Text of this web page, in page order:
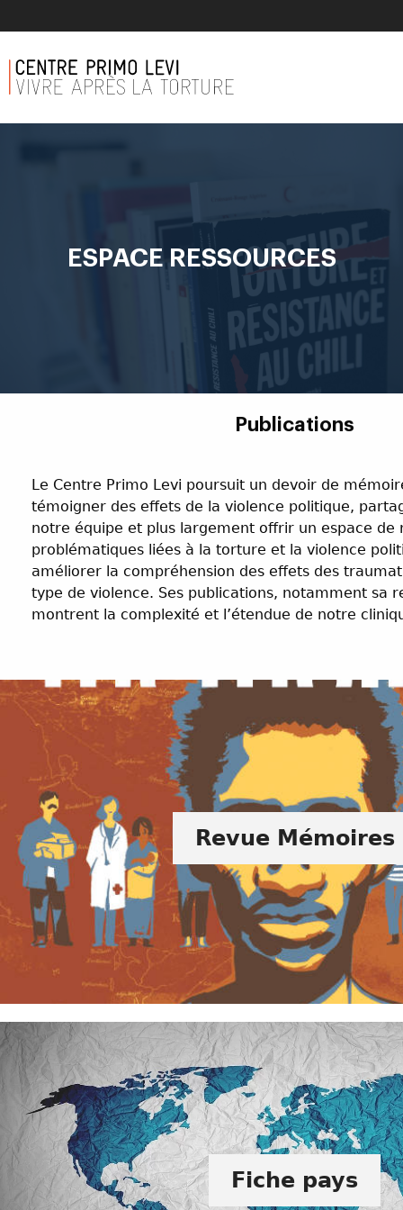
ESPACE RESSOURCES
Publications
Le Centre Primo Levi poursuit un devoir de
témoigner des effets de la violence politique,
notre équipe et plus largement offrir un espace de
problématiques liées à la torture et la violence
améliorer la compréhension des effets des
type de violence. Ses publications, notamment sa
montrent la complexité et l’étendue de notre
Revue Mémoires
Fiche pays